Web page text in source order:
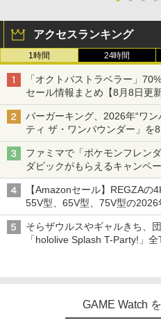
￥2,950
3
送料無
ビッグ
ーム レ
帯 暇つ
単 シン
大きい
止 携帯
クくずし
￥1,680
4
【中古】
ートプレ
￥1,579
3
【中古】
ブルーレ
￥2,580
【送料無
ルーレイ
u-ray]【
￥3,520
リコリス
￥6,350
アクセスランキング
1時間 24時間
「オクトパストラベラー」
セール情報まとめ【8月8日更新
ニンテンドーeショップでは
バーガーキング、2026年“ワ
ティ ザ・ワンパウンダー」を
「特製ガーリックマヨソース
ファミマで「ポケモンフレン
ダピックがもらえるキャンペ
【Amazonセール】REGZAの
55V型、65V型、75V型の
そらザウルスやギャルきち、
「hololive Splash T-Party!」
GAME Watch